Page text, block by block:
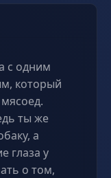
с одним
который
ты же
а
глаза у
о том,